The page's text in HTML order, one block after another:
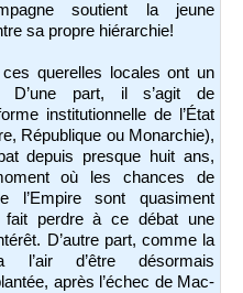
soutient la jeune
sa propre hiérarchie!
ces querelles locales ont un
D’une part, il s’agit de
institutionnelle de l’État
République ou Monarchie),
depuis presque huit ans,
où les chances de
l’Empire sont quasiment
fait perdre à ce débat une
D’autre part, comme la
l’air d’être désormais
après l’échec de Mac-